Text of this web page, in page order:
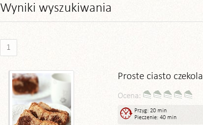
Wyniki wyszukiwania
1
Proste ciasto
Ocena:
Przyg: 20 min
Pieczenie: 40 min